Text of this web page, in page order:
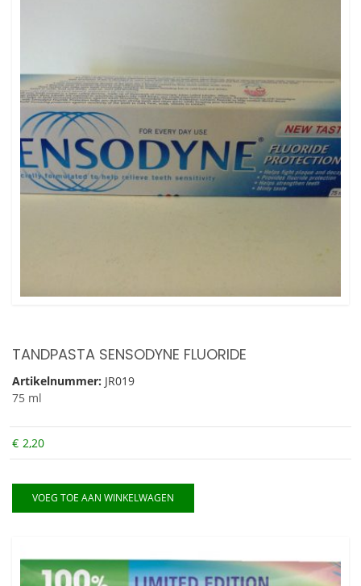
TANDPASTA SENSODYNE FLUORIDE
Artikelnummer: JR019
75 ml
€ 2,20
VOEG TOE AAN WINKELWAGEN